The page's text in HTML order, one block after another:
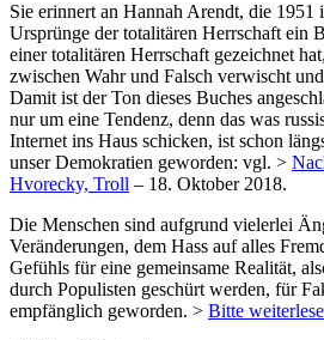
Sie erinnert an Hannah Arendt, die 1951
Ursprünge der totalitären Herrschaft ein
einer totalitären Herrschaft gezeichnet
zwischen Wahr und Falsch verwischt
Damit ist der Ton dieses Buches
nur um eine Tendenz, denn das was
Internet ins Haus schicken, ist schon
unser Demokratien geworden: vgl. >
Hvorecky, Troll – 18. Oktober 2018.
Die Menschen sind aufgrund vielerlei
Veränderungen, dem Hass auf alles
Gefühls für eine gemeinsame Realität,
durch Populisten geschürt werden, für
empfänglich geworden. > Bitte